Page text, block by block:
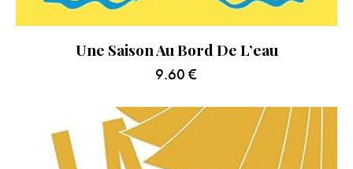
Une Saison Au Bord De L’eau
9.60 €